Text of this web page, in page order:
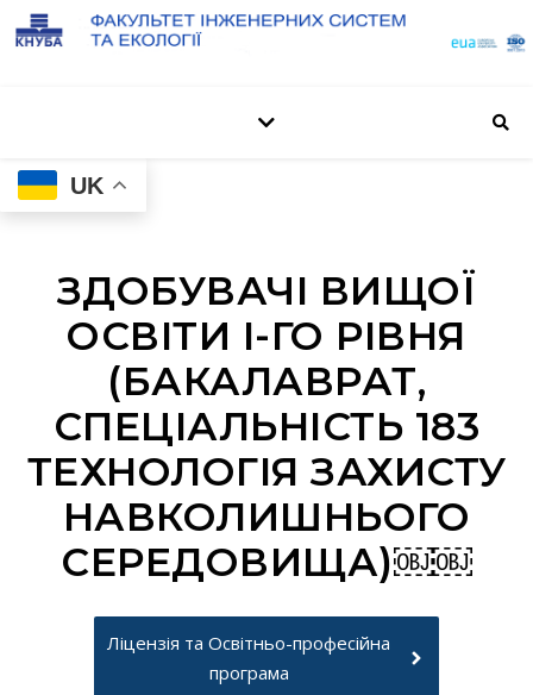
UK
ЗДОБУВАЧІ ВИЩОЇ
ОСВІТИ І-ГО РІВНЯ
(БАКАЛАВРАТ,
СПЕЦІАЛЬНІСТЬ 183
ТЕХНОЛОГІЯ ЗАХИСТУ
НАВКОЛИШНЬОГО
СЕРЕДОВИЩА)￼￼
Ліцензія та Освітньо-професійна
програма